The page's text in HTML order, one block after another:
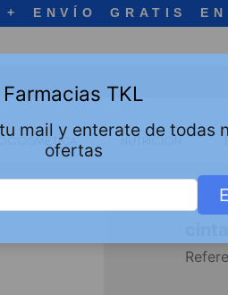
ENVÍO GRATIS EN
NUTRICION
Farmacias TKL
tu mail y enterate de todas
ofertas